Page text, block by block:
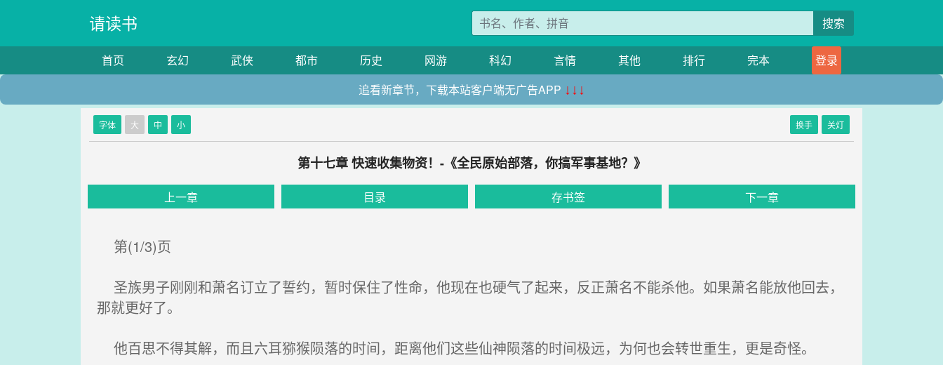
请读书 搜索
首页 玄幻 武侠 都市 历史 网游 科幻 言情 其他 排行 完本
登录
追看新章节，下载本站客户端无广告APP ↓↓↓
字体 大 中 小 换手 关灯
第十七章 快速收集物资！-《全民原始部落，你搞军事基地？》
上一章 目录 存书签 下一章
第(1/3)页
圣族男子刚刚和萧名订立了誓约，暂时保住了性命，他现在也硬气了起来，反正萧名不能杀他。如果萧名能放他回去，
那就更好了。
他百思不得其解，而且六耳猕猴陨落的时间，距离他们这些仙神陨落的时间极远，为何也会转世重生，更是奇怪。